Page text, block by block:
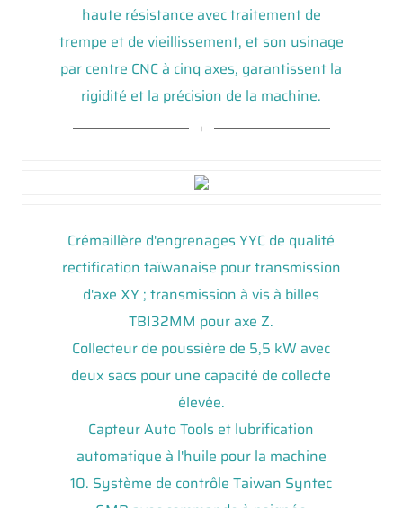
haute résistance avec traitement de
trempe et de vieillissement, et son usinage
par centre CNC à cinq axes, garantissent la
rigidité et la précision de la machine.
Crémaillère d'engrenages YYC de qualité
rectification taïwanaise pour transmission
d'axe XY ; transmission à vis à billes
TBI32MM pour axe Z.
Collecteur de poussière de 5,5 kW avec
deux sacs pour une capacité de collecte
élevée.
Capteur Auto Tools et lubrification
automatique à l'huile pour la machine
10. Système de contrôle Taiwan Syntec